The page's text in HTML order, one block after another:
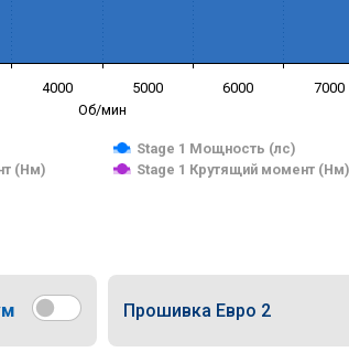
Об/мин
Stage 1 Мощность (лс)
(Нм)
Stage 1 Крутящий момент (Нм)
4000 5000 6000 7000
Прошивка Евро 2